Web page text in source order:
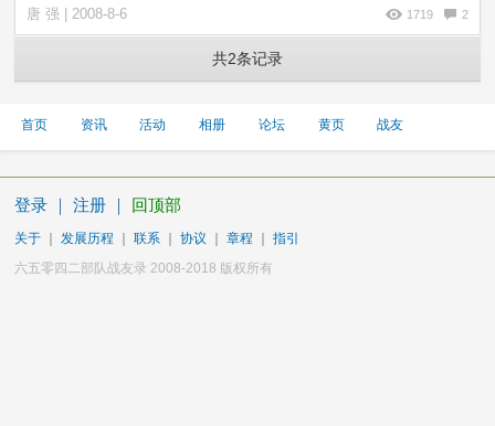
唐 强 | 2008-8-6 1719 2
共2条记录
首页 资讯 活动 相册 论坛 黄页 战友
登录 ｜ 注册 ｜ 回顶部
关于 发展历程 联系 协议 章程
指引
六五零四二部队战友录 2008-2018 版权所有